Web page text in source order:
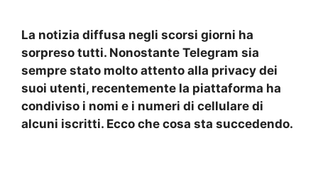
La notizia diffusa negli scorsi giorni ha
sorpreso tutti. Nonostante Telegram sia
sempre stato molto attento alla privacy dei
suoi utenti, recentemente la piattaforma ha
condiviso i nomi e i numeri di cellulare di
alcuni iscritti. Ecco che cosa sta succedendo.